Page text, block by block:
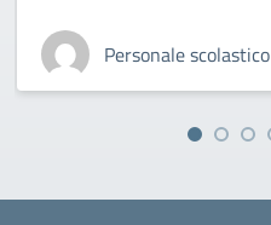
Personale scolastico